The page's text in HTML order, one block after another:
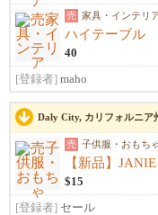
売 家具・インテリ
ハイテーブル
40
[登録者] maho
Daly City, カリフォルニア
売 子供服・おもち
【新品】
$15
[登録者] セール